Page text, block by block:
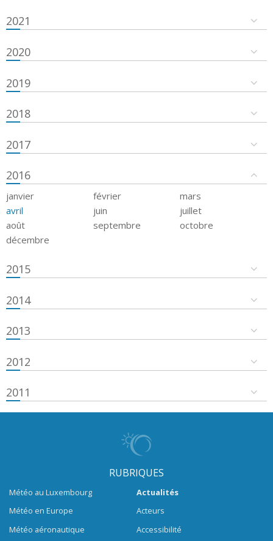
2021
2020
2019
2018
2017
2016
janvier février
mars
avril
juin
juillet
août
septembre
octobre
décembre
2015
2014
2013
2012
2011
RUBRIQUES
Météo au Luxembourg
Météo en Europe
Météo aéronautique
Actualités
Acteurs
Accessibilité